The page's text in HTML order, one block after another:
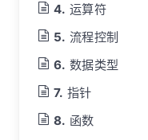
运算符
流程控制
数据类型
指针
函数